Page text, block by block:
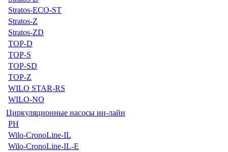
Stratos-ECO-ST
Stratos-Z
Stratos-ZD
TOP-D
TOP-S
TOP-SD
TOP-Z
WILO STAR-RS
WILO-NO
Циркуляционные насосы ин-лайн
PH
Wilo-CronoLine-IL
Wilo-CronoLine-IL-E